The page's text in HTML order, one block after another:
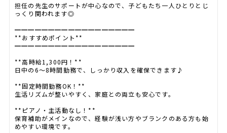
担任の先生のサポートが中心なので、子どもたち一人ひとりとじ
っくり関われます◎
━━━━━━━━━━━━━━━━━━
**おすすめポイント**
━━━━━━━━━━━━━━━━━━
**高時給1,300円！**
日中の6～8時間勤務で、しっかり収入を確保できます♪
**固定時間勤務OK！**
生活リズムが整いやすく、家庭との両立も安心です。
**ピアノ・主活動なし！**
保育補助がメインなので、経験が浅い方やブランクのある方も始
めやすい環境です。